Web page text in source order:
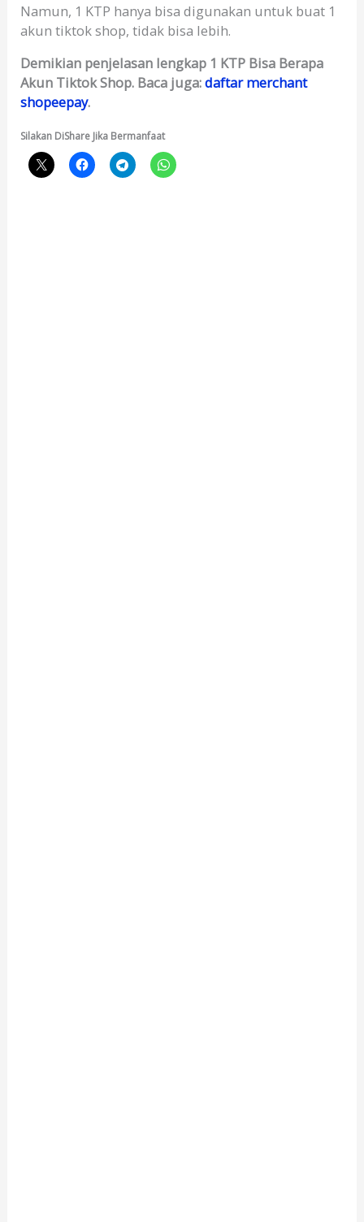
Namun, 1 KTP hanya bisa digunakan untuk buat 1
akun tiktok shop, tidak bisa lebih.
Demikian penjelasan lengkap 1 KTP Bisa Berapa
Akun Tiktok Shop. Baca juga:daftar merchant
shopeepay.
Silakan DiShare Jika Bermanfaat